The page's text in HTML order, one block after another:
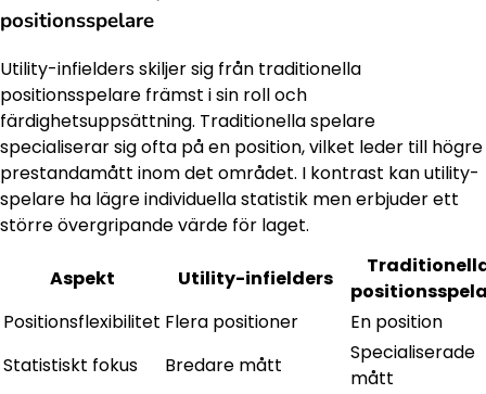
positionsspelare
Utility-infielders skiljer sig från traditionella
positionsspelare främst i sin roll och
färdighetsuppsättning. Traditionella spelare
specialiserar sig ofta på en position, vilket leder till högre
prestandamått inom det området. I kontrast kan utility-
spelare ha lägre individuella statistik men erbjuder ett
större övergripande värde för laget.
Aspekt Utility-infielders
Positionsflexibilitet Flera positioner
En position
Statistiskt fokus
Bredare mått
Specialiserade
mått